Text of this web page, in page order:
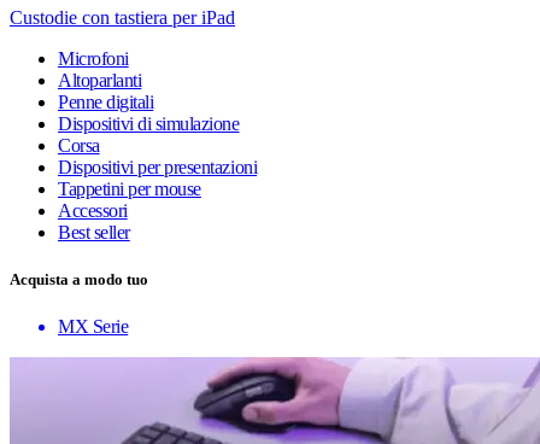
Custodie con tastiera per iPad
Microfoni
Altoparlanti
Penne digitali
Dispositivi di simulazione
Corsa
Dispositivi per presentazioni
Tappetini per mouse
Accessori
Best seller
Acquista a modo tuo
MX Serie